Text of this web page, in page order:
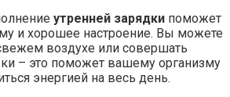
утренней зарядки поможет
и хорошее настроение. Вы можете
воздухе или совершать
– это поможет вашему организму
энергией на весь день.